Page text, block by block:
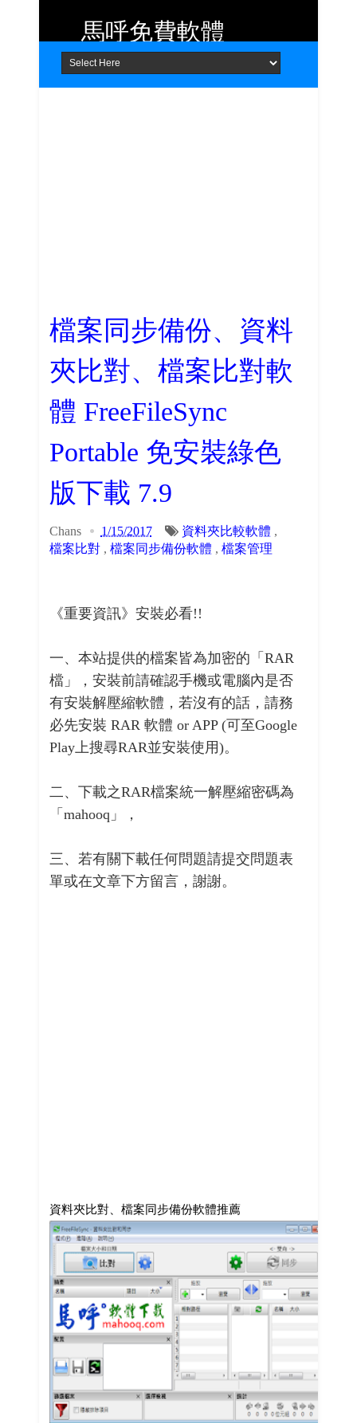
Home About Contact
馬呼免費軟體
提供 Android、iOS 好用的手機應用
程式及 Windows 免費軟體
檔案同步備份、資料
夾比對、檔案比對軟
體 FreeFileSync
Portable 免安裝綠色
版下載 7.9
Chans 1/15/2017 資料夾比較軟體 ,
檔案比對, 檔案同步備份軟體 , 檔案管理
《重要資訊》安裝必看!!
一、本站提供的檔案皆為加密的「RAR
檔」，安裝前請確認手機或電腦內是否
有安裝解壓縮軟體，若沒有的話，請務
必先安裝 RAR 軟體 or APP (可至Google
Play上搜尋RAR並安裝使用)。
二、下載之RAR檔案統一解壓縮密碼為
「mahooq」，
三、若有關下載任何問題請提交問題表
單或在文章下方留言，謝謝。
資料夾比對、檔案同步備份軟體推薦